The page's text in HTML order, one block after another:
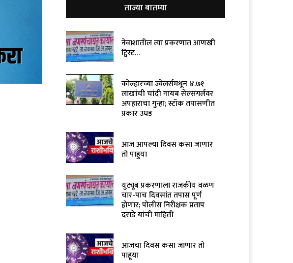
ताज्या बातम्या
नेवाशातील त्या प्रकरणात आणखी
ट्विस्ट…
कोल्हारच्या ज्वेलर्समधून ४.७१
लाखांची चांदी गायब सेल्सगर्लवर
अपहाराचा गुन्हा; स्टॉक तपासणीत
प्रकार उघड
आज आपल्या दिवस कसा जाणार
तो पाहुया
युट्यूब प्रकरणाला राजकीय वळण
चार-पाच दिवसांत तपास पूर्ण
होणार; पोलीस निरीक्षक प्रताप
दराडे यांची माहिती
आजचा दिवस कसा जाणार तो
पाहूया